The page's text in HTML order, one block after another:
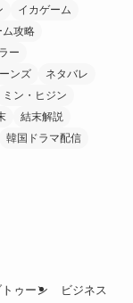
イカゲーム
ム攻略
ー
ンズ
ネタバレ
ミン・ヒジン
結末解説
韓国ドラマ配信
ゥーン ビジネス